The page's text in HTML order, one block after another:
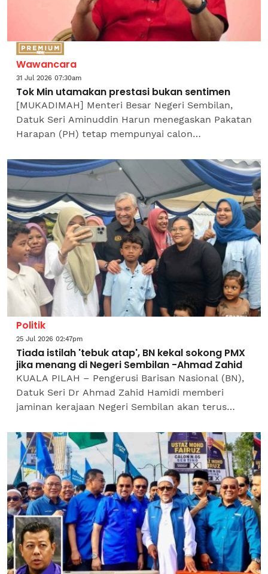
Wawancara
31 Jul 2026 07:30am
Tok Min utamakan prestasi bukan sentimen
[MUKADIMAH] Menteri Besar Negeri Sembilan,
Datuk Seri Aminuddin Harun menegaskan Pakatan
Harapan (PH) tetap mempunyai calon
sekiranya gabungan itu menang...
Politik
25 Jul 2026 02:47pm
Tiada istilah 'tebuk atap', BN kekal sokong PMX
jika menang di Negeri Sembilan -Ahmad Zahid
KUALA PILAH – Pengerusi Barisan Nasional (BN),
Datuk Seri Dr Ahmad Zahid Hamidi memberi
jaminan kerajaan Negeri Sembilan akan terus
gabungan itu diberi...